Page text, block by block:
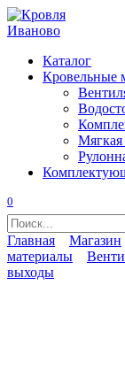
Перейти
к
Каталог
Кровельные
Мягкая
0
Search
for:
Главная Магазин
материалы
выходы